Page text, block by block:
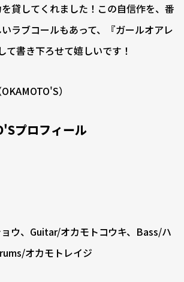
貸してくれました！この自信作を、番
ラブコールもあって、『ガールオアレ
て書き下ろせて嬉しいです！
）
プロフィール
ウ、Guitar/オカモトコウキ、Bass/ハ
オカモトレイジ